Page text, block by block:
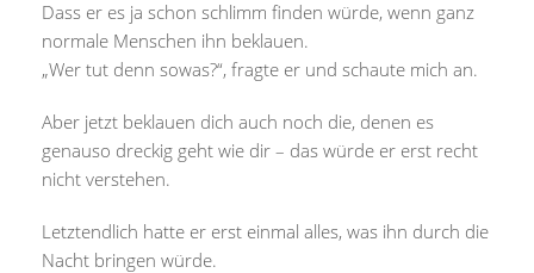
Dass er es ja schon schlimm finden würde, wenn ganz
normale Menschen ihn beklauen.
„Wer tut denn sowas?“, fragte er und schaute mich an.
Aber jetzt beklauen dich auch noch die, denen es
genauso dreckig geht wie dir – das würde er erst recht
nicht verstehen.
Letztendlich hatte er erst einmal alles, was ihn durch die
Nacht bringen würde.